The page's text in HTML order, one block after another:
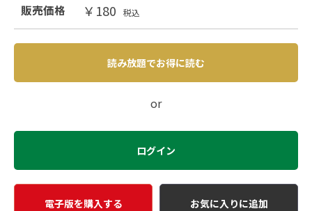
販売価格 ￥180 税込
読み放題でお得に読む
or
ログイン
電子版を購入する お気に入りに追加